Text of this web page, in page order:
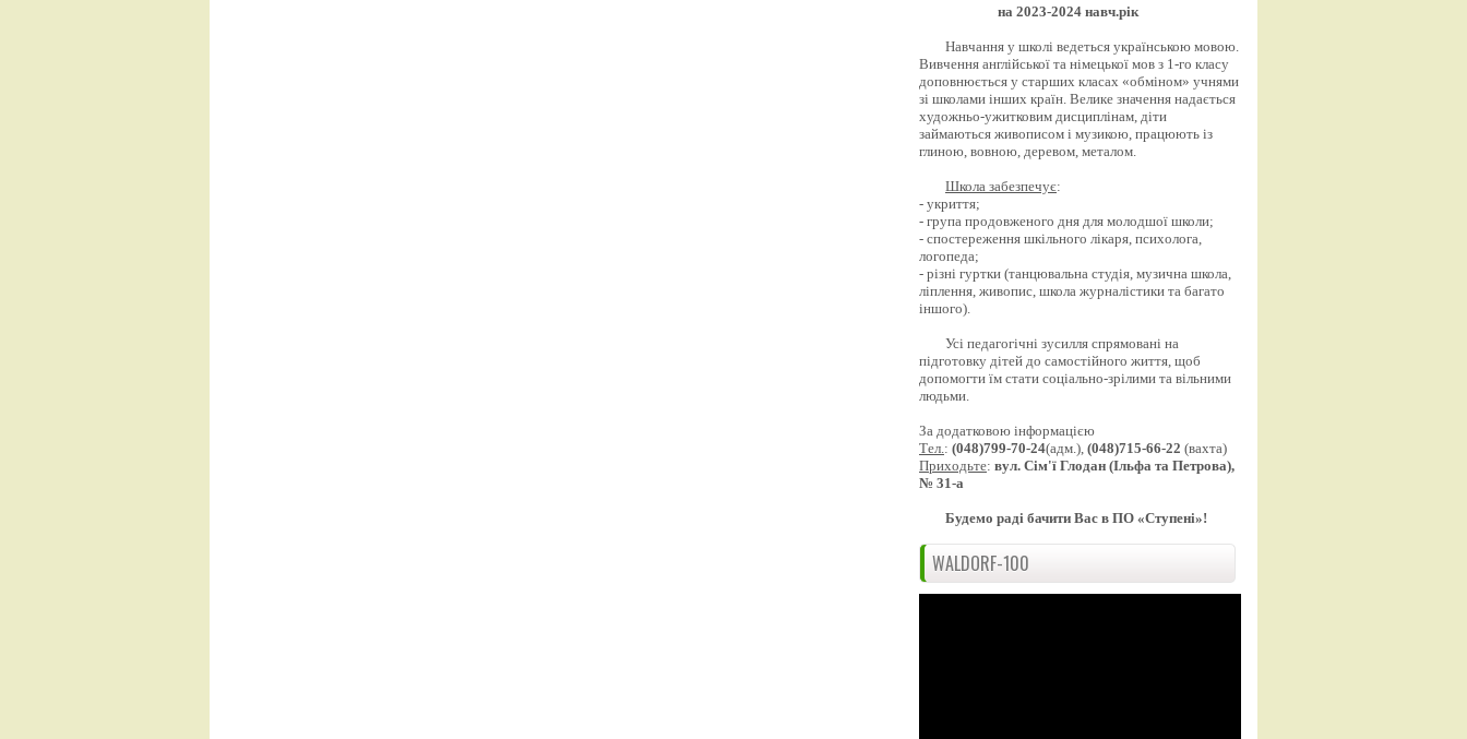
на 2023-2024 навч.рік
Навчання у школі ведеться українською мовою.
Вивчення англійської та німецької мов з 1-го класу
доповнюється у старших класах «обміном» учнями
зі школами інших країн. Велике значення надається
художньо-ужитковим дисциплінам, діти
займаються живописом і музикою, працюють із
глиною, вовною, деревом, металом.
Школа забезпечує:
- укриття;
- група продовженого дня для молодшої школи;
- спостереження шкільного лікаря, психолога,
логопеда;
- різні гуртки (танцювальна студія, музична школа,
ліплення, живопис, школа журналістики та багато
іншого).
Усі педагогічні зусилля спрямовані на
підготовку дітей до самостійного життя, щоб
допомогти їм стати соціально-зрілими та вільними
людьми.
За додатковою інформацією
Тел. : (048)799-70-24(адм.), (048)715-66-22 (вахта)
Приходьте: вул. Сім'ї Глодан (Ільфа та Петрова),
№ 31-а
Будемо раді бачити Вас в ПО «Ступені»!
WALDORF-100